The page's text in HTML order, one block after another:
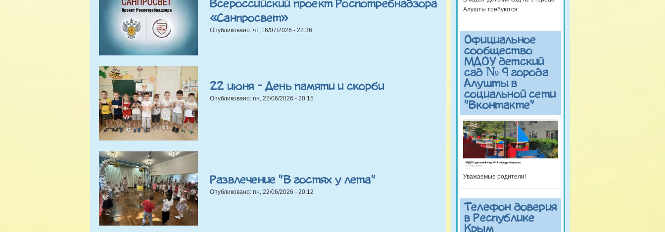
Всероссийский проект Роспотребнадзора
«Санпросвет»
Опубликовано: чт, 16/07/2026 - 22:36
22 июня - День памяти и скорби
Опубликовано: пн, 22/06/2026 - 20:15
Развлечение "В гостях у лета"
Опубликовано: пн, 22/06/2026 - 20:12
Алушты требуются:
Официальное
сообщество
МДОУ детский
сад № 9 города
Алушты в
социальной сети
"Вконтакте"
Уважаемые родители!
Телефон доверия
в Республике
Крым